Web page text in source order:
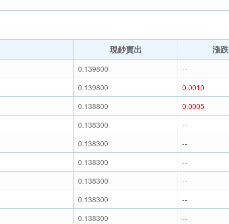
現鈔賣出 漲跌
0.139800 --
0.139800 0.0010
0.138800 0.0005
0.138300 --
0.138300 --
0.138300 --
0.138300 --
0.138300 --
0.138300 --